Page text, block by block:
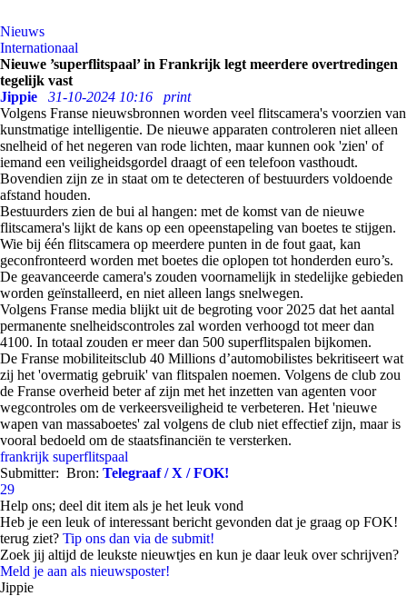
Nieuws
Internationaal
Nieuwe ’superflitspaal’ in Frankrijk legt meerdere overtredingen
tegelijk vast
Jippie
31-10-2024 10:16
print
Volgens Franse nieuwsbronnen worden veel flitscamera's voorzien van
kunstmatige intelligentie. De nieuwe apparaten controleren niet alleen
snelheid of het negeren van rode lichten, maar kunnen ook 'zien' of
iemand een veiligheidsgordel draagt of een telefoon vasthoudt.
Bovendien zijn ze in staat om te detecteren of bestuurders voldoende
afstand houden.
Bestuurders zien de bui al hangen: met de komst van de nieuwe
flitscamera's lijkt de kans op een opeenstapeling van boetes te stijgen.
Wie bij één flitscamera op meerdere punten in de fout gaat, kan
geconfronteerd worden met boetes die oplopen tot honderden euro’s.
De geavanceerde camera's zouden voornamelijk in stedelijke gebieden
worden geïnstalleerd, en niet alleen langs snelwegen.
Volgens Franse media blijkt uit de begroting voor 2025 dat het aantal
permanente snelheidscontroles zal worden verhoogd tot meer dan
4100. In totaal zouden er meer dan 500 superflitspalen bijkomen.
De Franse mobiliteitsclub 40 Millions d’automobilistes bekritiseert wat
zij het 'overmatig gebruik' van flitspalen noemen. Volgens de club zou
de Franse overheid beter af zijn met het inzetten van agenten voor
wegcontroles om de verkeersveiligheid te verbeteren. Het 'nieuwe
wapen van massaboetes' zal volgens de club niet effectief zijn, maar is
vooral bedoeld om de staatsfinanciën te versterken.
frankrijk superflitspaal
Submitter: Bron: Telegraaf / X / FOK!
29
Help ons; deel dit item als je het leuk vond
Heb je een leuk of interessant bericht gevonden dat je graag op FOK!
terug ziet? Tip ons dan via de submit!
Zoek jij altijd de leukste nieuwtjes en kun je daar leuk over schrijven?
Meld je aan als nieuwsposter!
Jippie